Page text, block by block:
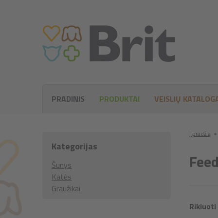
Į pradžią ●
Kategorijas
Šunys
Katės
Graužikai
PRADINIS PRODUKTAI VEISLIŲ